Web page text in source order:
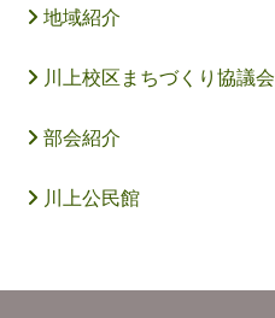
地域紹介
川上校区まちづくり協議会
部会紹介
川上公民館